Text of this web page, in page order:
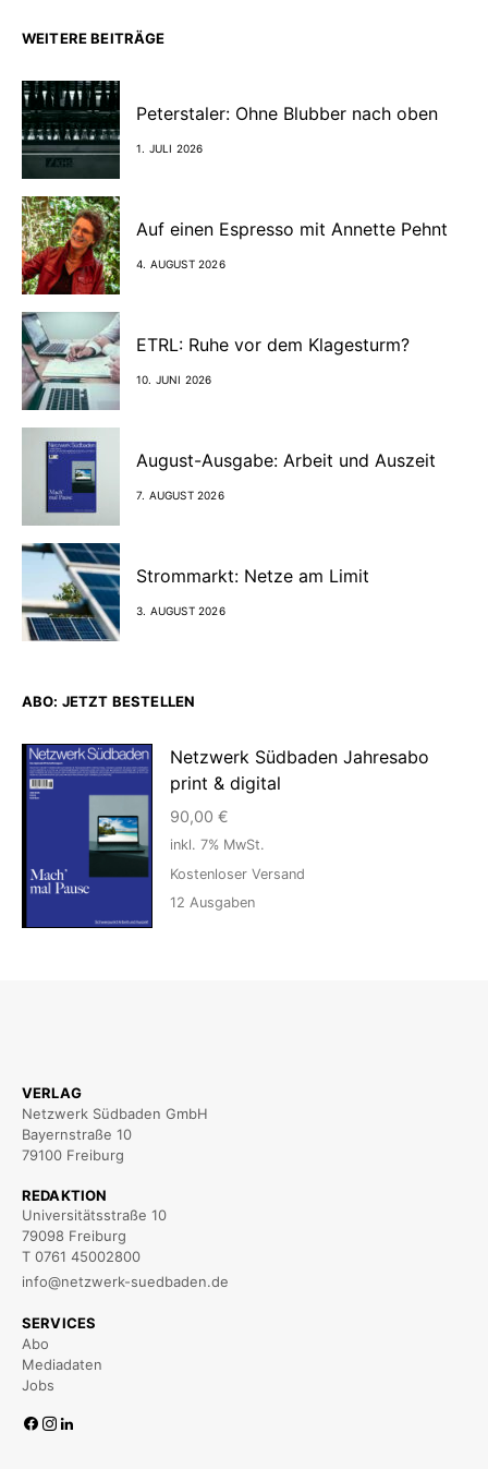
WEITERE BEITRÄGE
Peterstaler: Ohne Blubber nach oben
1. JULI 2026
Auf einen Espresso mit Annette Pehnt
4. AUGUST 2026
ETRL: Ruhe vor dem Klagesturm?
10. JUNI 2026
August-Ausgabe: Arbeit und Auszeit
7. AUGUST 2026
Strommarkt: Netze am Limit
3. AUGUST 2026
ABO: JETZT BESTELLEN
Netzwerk Südbaden Jahresabo
print & digital
90,00 €
inkl. 7% MwSt.
Kostenloser Versand
12 Ausgaben
VERLAG
Netzwerk Südbaden GmbH
Bayernstraße 10
79100 Freiburg
REDAKTION
Universitätsstraße 10
79098 Freiburg
T 0761 45002800
info@netzwerk-suedbaden.de
SERVICES
Abo
Mediadaten
Jobs